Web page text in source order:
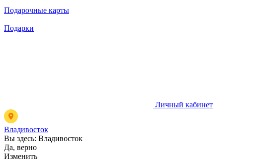
Подарочные карты
Подарки
Личный кабинет
Владивосток
Вы здесь: Владивосток
Да, верно
Изменить